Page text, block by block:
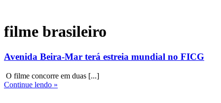
filme brasileiro
Avenida Beira-Mar terá estreia mundial no FICG
O filme concorre em duas [...]
Continue lendo »